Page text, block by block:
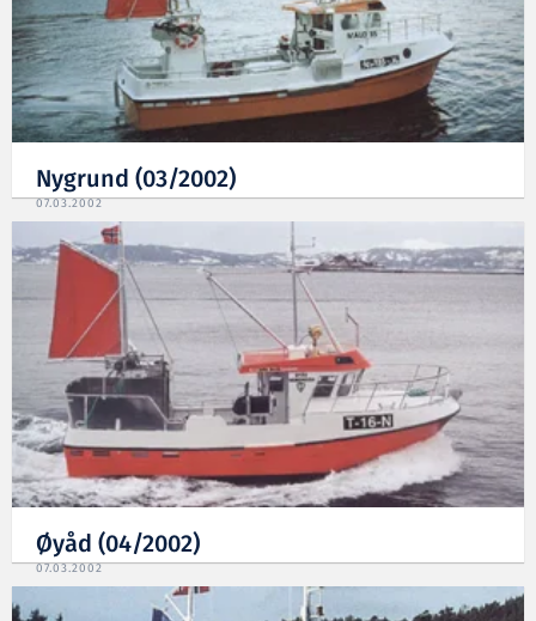
Nygrund (03/2002)
07.03.2002
Øyåd (04/2002)
07.03.2002